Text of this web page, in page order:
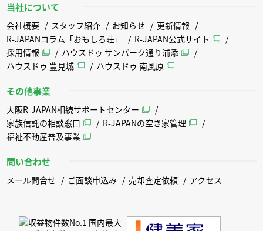
当社について
会社概要 スタッフ紹介 お知らせ
更新情報
R-JAPANコラム「おもしろ荘」
R-JAPAN公式サイト
採用情報
ハウスドゥ サンパーク通り浦添
ハウスドゥ 豊見城
ハウスドゥ 南風原
その他事業
大阪R-JAPAN相続サポートセンター
家族信託の相談窓口
R-JAPANの空き家管理
福祉不動産普及事業
問い合わせ
メール問合せ ご面談申込み 売却査定依頼 アクセス